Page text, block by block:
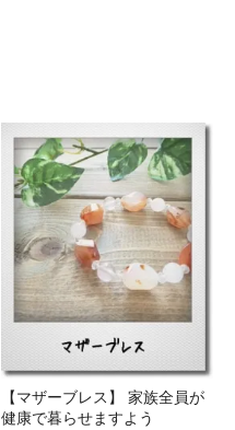
【マザーブレス】 家族全員が
健康で暮らせますよう